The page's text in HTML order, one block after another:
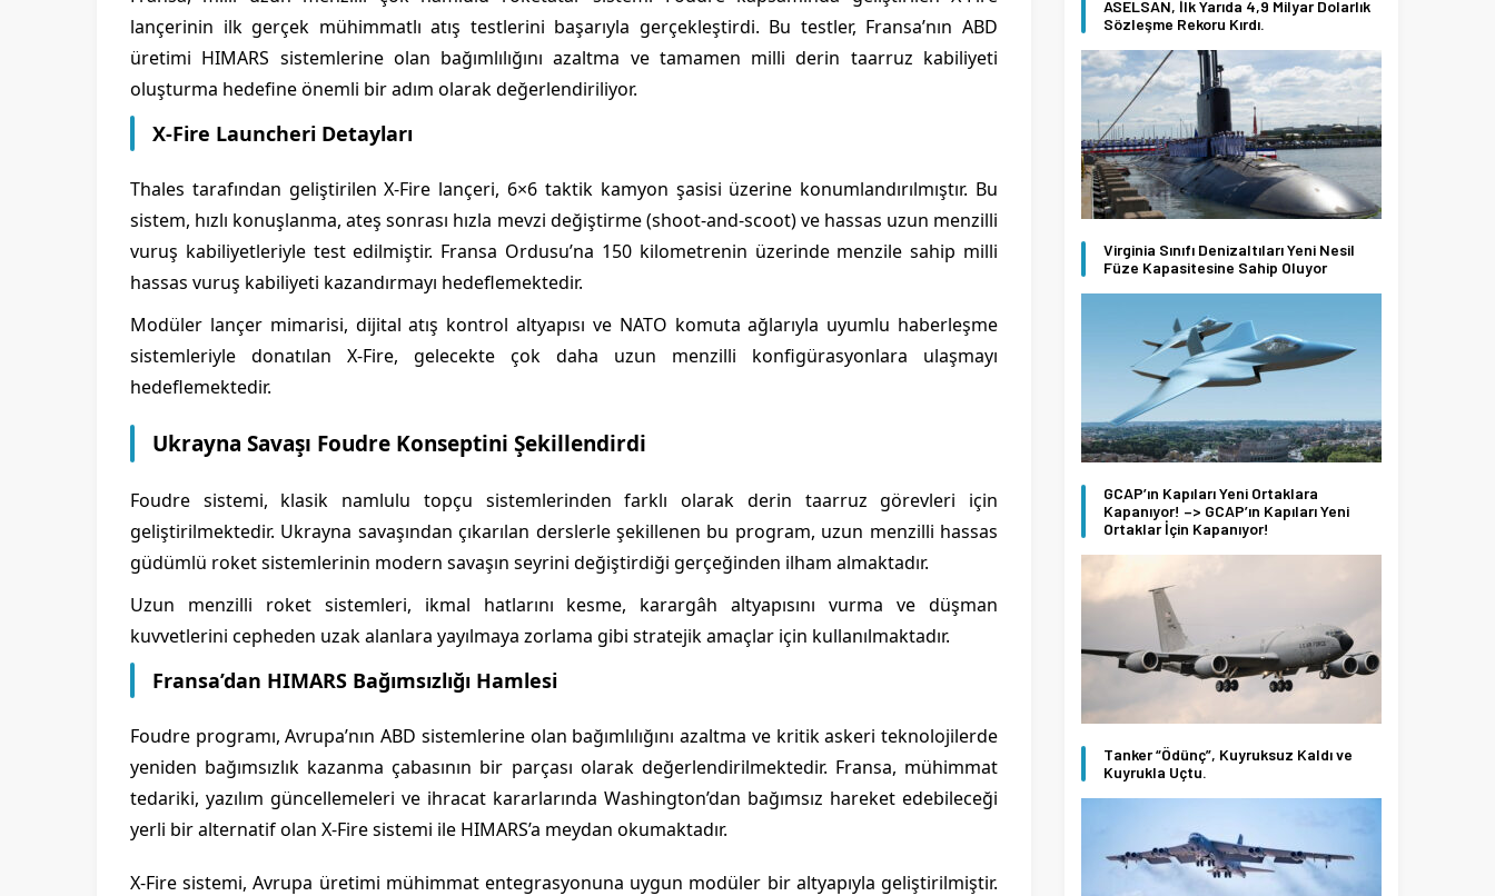
lançerinin ilk gerçek mühimmatlı atış testlerini başarıyla gerçekleştirdi. Bu testler, Fransa’nın ABD
üretimi HIMARS sistemlerine olan bağımlılığını azaltma ve tamamen milli derin taarruz kabiliyeti
oluşturma hedefine önemli bir adım olarak değerlendiriliyor.
X-Fire Launcheri Detayları
Thales tarafından geliştirilen X-Fire lançeri, 6×6 taktik kamyon şasisi üzerine konumlandırılmıştır. Bu
sistem, hızlı konuşlanma, ateş sonrası hızla mevzi değiştirme (shoot-and-scoot) ve hassas uzun menzilli
vuruş kabiliyetleriyle test edilmiştir. Fransa Ordusu’na 150 kilometrenin üzerinde menzile sahip milli
hassas vuruş kabiliyeti kazandırmayı hedeflemektedir.
Modüler lançer mimarisi, dijital atış kontrol altyapısı ve NATO komuta ağlarıyla uyumlu haberleşme
sistemleriyle donatılan X-Fire, gelecekte çok daha uzun menzilli konfigürasyonlara ulaşmayı
hedeflemektedir.
Ukrayna Savaşı Foudre Konseptini Şekillendirdi
Foudre sistemi, klasik namlulu topçu sistemlerinden farklı olarak derin taarruz görevleri için
geliştirilmektedir. Ukrayna savaşından çıkarılan derslerle şekillenen bu program, uzun menzilli hassas
güdümlü roket sistemlerinin modern savaşın seyrini değiştirdiği gerçeğinden ilham almaktadır.
Uzun menzilli roket sistemleri, ikmal hatlarını kesme, karargâh altyapısını vurma ve düşman
kuvvetlerini cepheden uzak alanlara yayılmaya zorlama gibi stratejik amaçlar için kullanılmaktadır.
Fransa’dan HIMARS Bağımsızlığı Hamlesi
Foudre programı, Avrupa’nın ABD sistemlerine olan bağımlılığını azaltma ve kritik askeri teknolojilerde
yeniden bağımsızlık kazanma çabasının bir parçası olarak değerlendirilmektedir. Fransa, mühimmat
tedariki, yazılım güncellemeleri ve ihracat kararlarında Washington’dan bağımsız hareket edebileceği
yerli bir alternatif olan X-Fire sistemi ile HIMARS’a meydan okumaktadır.
X-Fire sistemi, Avrupa üretimi mühimmat entegrasyonuna uygun modüler bir altyapıyla geliştirilmiştir.
ASELSAN, İlk Yarıda 4,9 Milyar Dolarlık
Sözleşme Rekoru Kırdı.
Virginia Sınıfı Denizaltıları Yeni Nesil
Füze Kapasitesine Sahip Oluyor
GCAP’ın Kapıları Yeni Ortaklara
Kapanıyor! –> GCAP’ın Kapıları Yeni
Ortaklar İçin Kapanıyor!
Tanker “Ödünç”, Kuyruksuz Kaldı ve
Kuyrukla Uçtu.